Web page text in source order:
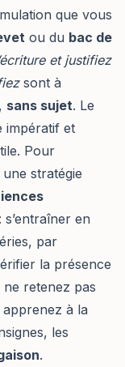
que vous
ou du bac de
et justifiez
sont à
, sans sujet. Le
impératif et
Pour
stratégie
: s’entraîner en
par
la présence
retenez pas
à la
les
.